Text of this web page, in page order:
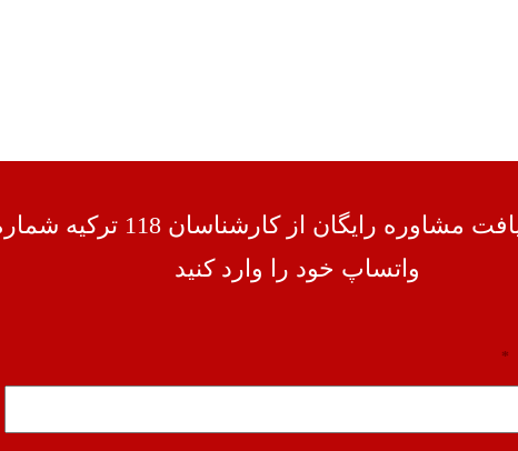
جهت دریافت مشاوره رایگان از کارشناسان 118 ترکیه
واتساپ خود را وارد کنید
*